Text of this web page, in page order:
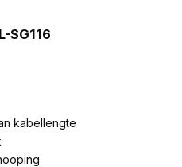
SG116
kabellengte